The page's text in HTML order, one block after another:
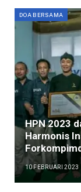
DOA BERSAMA
HPN 2023
Harmonis
10 FEBRUARI 2023